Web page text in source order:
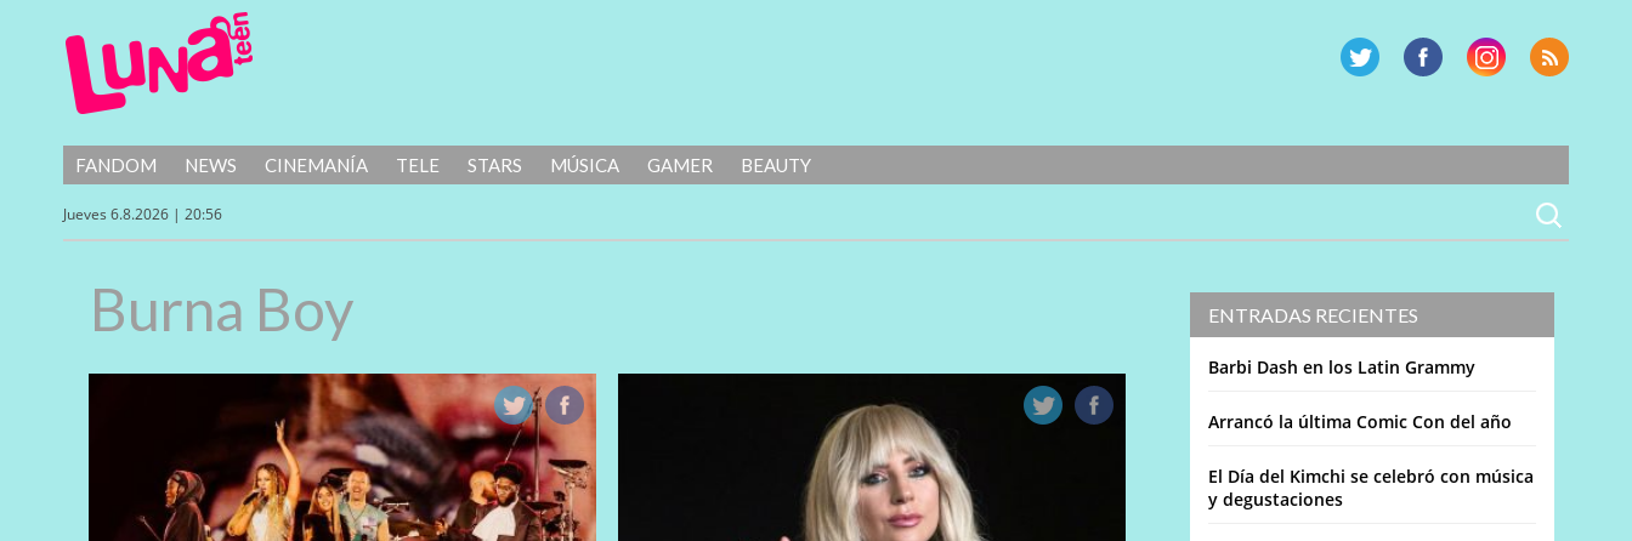
FANDOM NEWS CINEMANÍA TELE STARS MÚSICA GAMER BEAUTY
Jueves 6.8.2026 | 20:56
ENTRADAS RECIENTES
Barbi Dash en los Latin Grammy
Arrancó la última Comic Con del año
El Día del Kimchi se celebró con música
y degustaciones
Burna Boy